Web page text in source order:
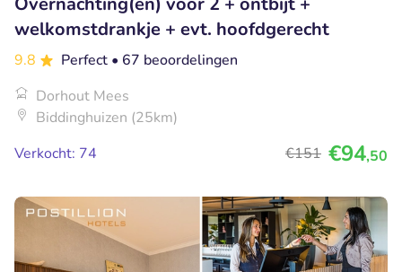
welkomstdrankje + evt. hoofdgerecht
9.8 Perfect • 67 beoordelingen
Dorhout Mees
Biddinghuizen (25km)
Verkocht: 74
€151 €94,50